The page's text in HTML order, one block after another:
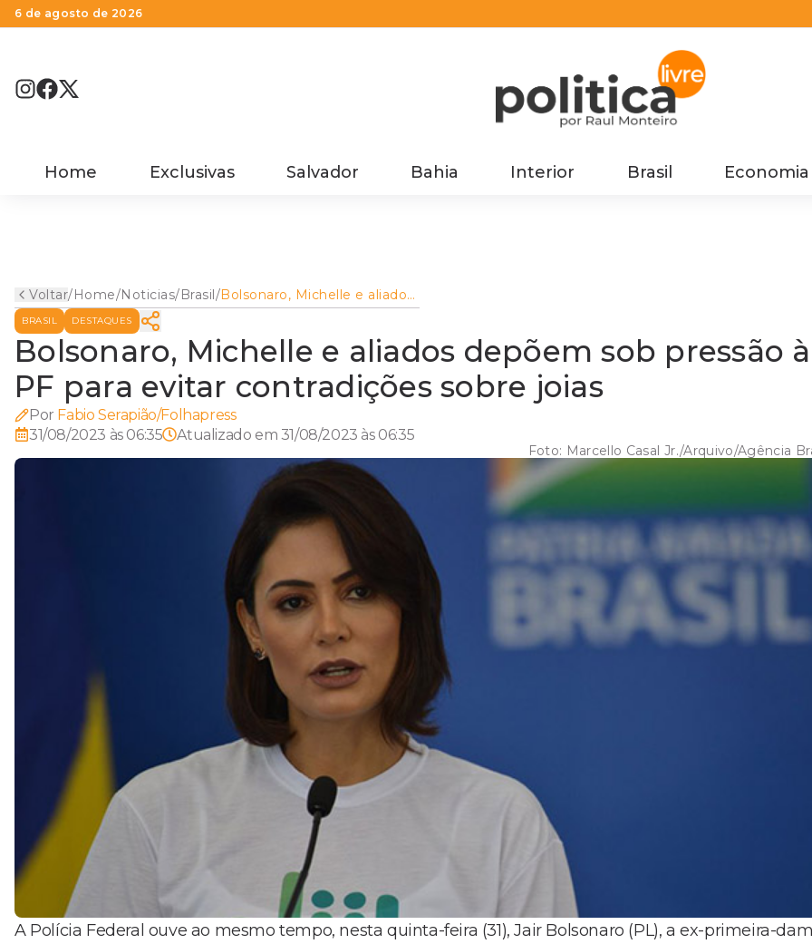
6 de agosto de 2026
Home Exclusivas Salvador Bahia Interior Brasil Economia
Voltar/Home/Noticias/Brasil/Bolsonaro, Michelle e aliados
depõem sob pressão à PF
sobre joias
BRASIL DESTAQUES
Bolsonaro, Michelle e aliados depõem sob pressão à
PF para evitar contradições sobre joias
Por Fabio Serapião/Folhapress
31/08/2023 às 06:35
Atualizado em 31/08/2023 às 06:35
Foto: Marcello Casal Jr./Arquivo/Agência
A Polícia Federal ouve ao mesmo tempo, nesta quinta-feira (31), Jair Bolsonaro (PL), a ex-primeira-